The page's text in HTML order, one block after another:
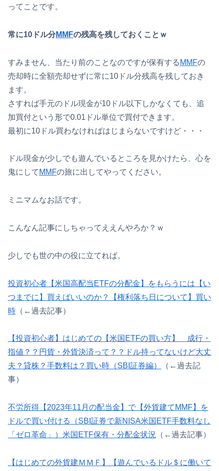
ってことです。
常に10ドル分MMFの残高を残しておくことｗ
すみません、当たり前のことなのですが保有する MMFの
売却時に全額売却せずに常に10ドル分残高を残しておき
ます。
さすれば手元のドル現金が10ドル以下しかなくても、追
加買付という形で0.01ドル単位で買付できます。
最初に10ドル買わなければはじまらないですけど・・・
ドル現金が少しでも遊んでいるところを見かけたら、心を
鬼にして MMFの旅に出してやってください。
ミニマムなお話です。
こんなん記事にしちゃってええんやろか？ｗ
少しでも世の中の役に立てれば。
投資初心者【米国高配当ETFの分配金】をもらうには【い
つまでに】買えばいいのか？【権利落ち日について】買い
時 （←過去記事）
【投資初心者】はじめての【米国ETFの買い方】 成行・
指値？？円貨・外貨決済って？？ドル持ってないけど大丈
夫？貸株？手数料は？買い時（SBI証券編）
（←過去記
事）
不労所得【2023年11月の配当金】で【外貨建てMMF】を
ドルで買い付ける（SBI証券で新NISA米国ETF手数料なし
「ゼロ革命」）米国ETF保有・分配金状況 （←過去記事）
【はじめての外貨建ＭＭＦ】【遊んでいるドル＄に働いて